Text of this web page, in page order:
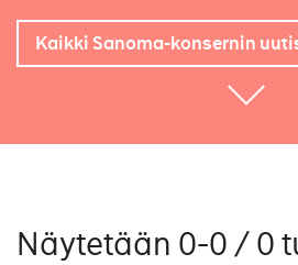
Kaikki Sanoma-konsernin
Näytetään 0-0 / 0